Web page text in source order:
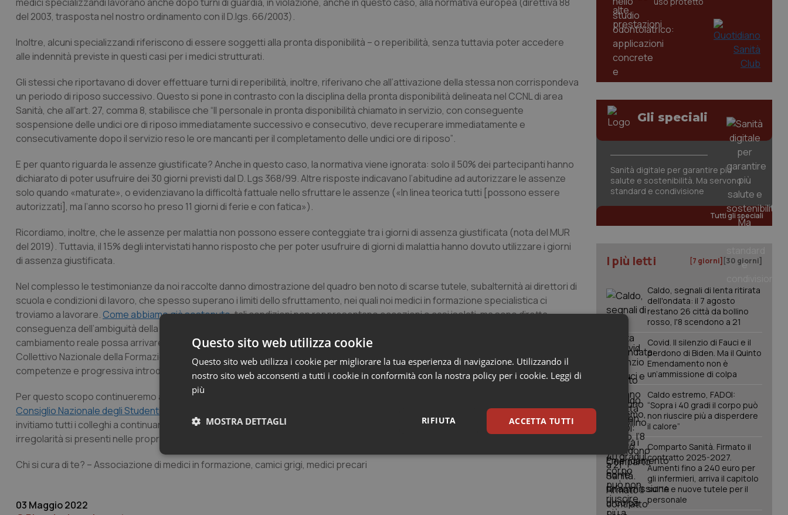
del 2003, trasposta nel nostro ordinamento con il D.lgs. 66/2003).
Inoltre, alcuni specializzandi riferiscono di essere soggetti alla pronta disponibilità – o reperibilità, senza tuttavia poter accedere
alle indennità previste in questi casi per i medici strutturati.
Gli stessi che riportavano di dover effettuare turni di reperibilità, inoltre, riferivano che all’attivazione della stessa non corrispondeva
un periodo di riposo successivo. Questo si pone in contrasto con la disciplina della pronta disponibilità delineata nel CCNL di area
Sanità, che all’art. 27, comma 8, stabilisce che “Il personale in pronta disponibilità chiamato in servizio, con conseguente
sospensione delle undici ore di riposo immediatamente successivo e consecutivo, deve recuperare immediatamente e
consecutivamente dopo il servizio reso le ore mancanti per il completamento delle undici ore di riposo”.
E per quanto riguarda le assenze giustificate? Anche in questo caso, la normativa viene ignorata: solo il 50% dei partecipanti hanno
dichiarato di poter usufruire dei 30 giorni previsti dal D. Lgs 368/99. Altre risposte indicavano l’abitudine ad autorizzare le assenze
solo quando «maturate», o evidenziavano la difficoltà fattuale nello sfruttare le assenze («In linea teorica tutti [possono essere
autorizzati], ma l’anno scorso ho preso 11 giorni di ferie e con fatica»).
Ricordiamo, inoltre, che le assenze per malattia non possono essere conteggiate tra i giorni di assenza giustificata (nota del MUR
del 2019). Tuttavia, il 15% degli intervistati hanno risposto che per poter usufruire di giorni di malattia hanno dovuto utilizzare i giorni
di assenza giustificata.
Nel complesso le testimonianze da noi raccolte danno dimostrazione del quadro ben noto di scarse tutele, subalternità ai direttori di
scuola e condizioni di lavoro, che spesso superano i limiti dello sfruttamento, nei quali noi medici in formazione specialistica ci
troviamo a lavorare. Come abbiamo già sostenuto, tali condizioni non rappresentano eccezioni o casi isolati, ma sono diretta
conseguenza dell’ambiguità della nostra figura: lavoratori a tutti gli effetti ma inquadrati come studenti. Riteniamo che il
cambiamento reale possa arrivare solo da una riforma complessiva delle specializzazioni mediche, passando ad un vero Contratto
Collettivo Nazionale della Formazione medica, inquadrato all’interno del CCN della dirigenza, con graduale acquisizione di
competenze e progressiva introduzione nel lavoro nel SSN.
Per questo scopo continueremo ad impegnarci, sia con la mobilitazione sia all’interno degli organi di rappresentanza come il
Consiglio Nazionale degli Studenti Universitari (CNSU)
. Ma per farlo abbiamo bisogno del sostegno di tutte e tutti. Per questo
invitiamo tutti i colleghi a continuare a seguire le nostre iniziative, partecipare alle
nostre inchiestee a segnalarci qualsiasi
irregolarità si presenti nelle proprie scuole.
Chi si cura di te? – Associazione di medici in formazione, camici grigi, medici precari
03 Maggio 2022
Gli speciali
Sanità digitale per garantire più
salute e sostenibilità. Ma servono
standard e condivisione
Tutti gli speciali
I più letti [7 giorni] [30 giorni]
Caldo, segnali di lenta ritirata
dell'ondata: il 7 agosto
restano 26 città da bollino
rosso, l'8 scendono a 21
Covid. Il silenzio di Fauci e il
perdono di Biden. Ma il Quinto
Emendamento non è
un’ammissione di colpa
Caldo estremo, FADOI:
“Sopra i 40 gradi il corpo può
non riuscire più a disperdere
il calore”
Comparto Sanità. Firmato il
contratto 2025-2027.
Aumenti fino a 240 euro per
gli infermieri, arriva il capitolo
sull'IA e nuove tutele per il
personale
Questo sito web utilizza cookie
Questo sito web utilizza i cookie per migliorare la tua esperienza di navigazione. Utilizzando il
nostro sito web acconsenti a tutti i cookie in conformità con la nostra policy per i cookie. Leggi di
più
ACCETTA TUTTI
RIFIUTA
MOSTRA DETTAGLI
Necessari Statistici Marketing